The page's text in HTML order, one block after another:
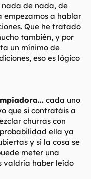
nada de nada, de
empezamos a hablar
Que he tratado
también, y por
un mínimo de
eso es lógico
cada uno
que si contratáis a
churras con
ella ya
y si la cosa se
meter una
valdría haber leído